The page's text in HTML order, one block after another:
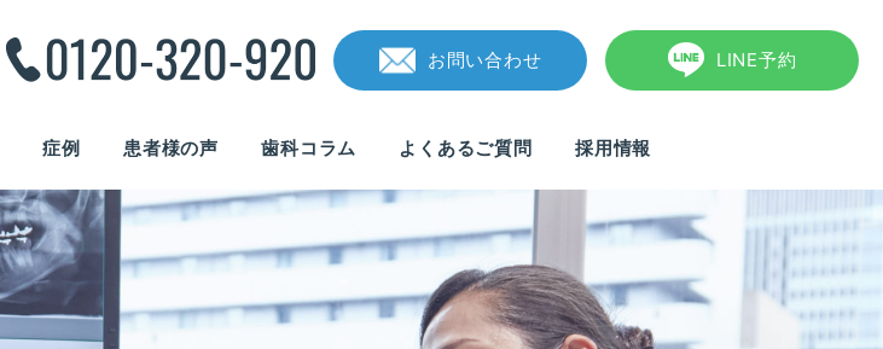
お問い合わせ LINE予約
症例 患者様の声 歯科コラム よくあるご質問 採用情報